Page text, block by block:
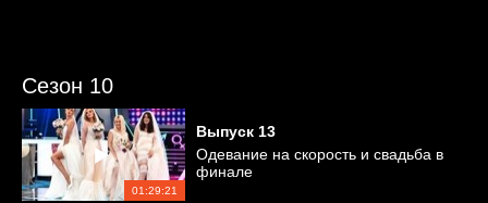
Сезон 10
01:29:21
Выпуск 13
Одевание на скорость и свадьба в
финале